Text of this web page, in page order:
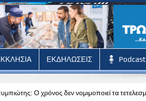
ΕΚΔΗΛΩΣΕΙΣ Podcast
νομιμοποιεί τα τετελεσμένα της εισβολής